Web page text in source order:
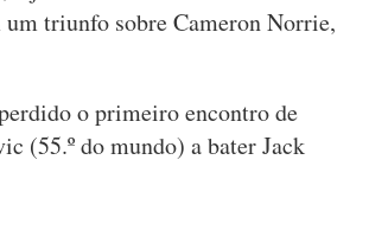
triunfo sobre Cameron Norrie,
o primeiro encontro de
(55.º do mundo) a bater Jack